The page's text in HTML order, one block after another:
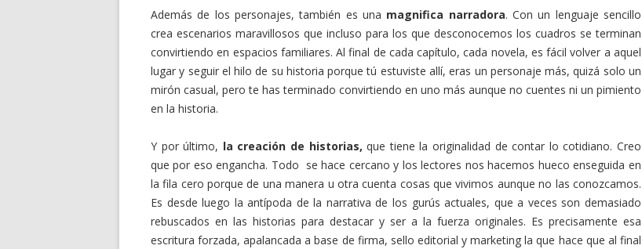
Además de los personajes, también es una magnifica narradora. Con un lenguaje sencillo
crea escenarios maravillosos que incluso para los que desconocemos los cuadros se terminan
convirtiendo en espacios familiares. Al final de cada capítulo, cada novela, es fácil volver a aquel
lugar y seguir el hilo de su historia porque tú estuviste allí, eras un personaje más, quizá solo un
mirón casual, pero te has terminado convirtiendo en uno más aunque no cuentes ni un pimiento
en la historia.
Y por último, la creación de historias, que tiene la originalidad de contar lo cotidiano. Creo
que por eso engancha. Todo se hace cercano y los lectores nos hacemos hueco enseguida en
la fila cero porque de una manera u otra cuenta cosas que vivimos aunque no las conozcamos.
Es desde luego la antípoda de la narrativa de los gurús actuales, que a veces son demasiado
rebuscados en las historias para destacar y ser a la fuerza originales. Es precisamente esa
escritura forzada, apalancada a base de firma, sello editorial y marketing la que hace que al final